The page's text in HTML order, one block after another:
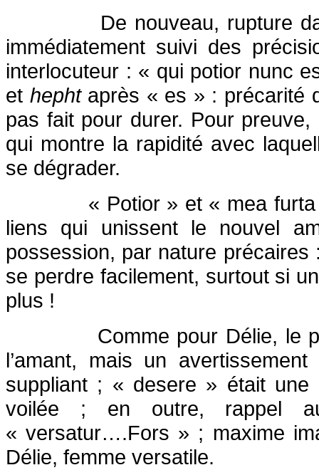
De nouveau, rupture
immédiatement suivi des
interlocuteur : « qui potior nunc
et hephtaprès « es » : précarité
pas fait pour durer. Pour
qui montre la rapidité avec
se dégrader.
« Potior » et « mea
liens qui unissent le nouvel
possession, par nature précaires
se perdre facilement, surtout si
plus !
Comme pour Délie, le
l’amant, mais un
suppliant ; « desere » était
voilée ; en outre, rappel
« versatur….Fors » ; maxime
Délie, femme versatile.